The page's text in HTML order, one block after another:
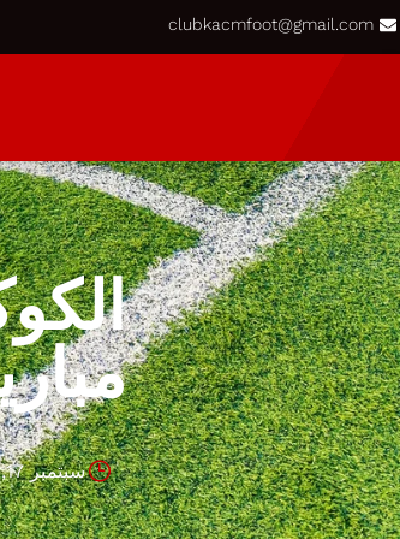
clubkacmfoot@gmail.com
سبتمبر 17, 2025